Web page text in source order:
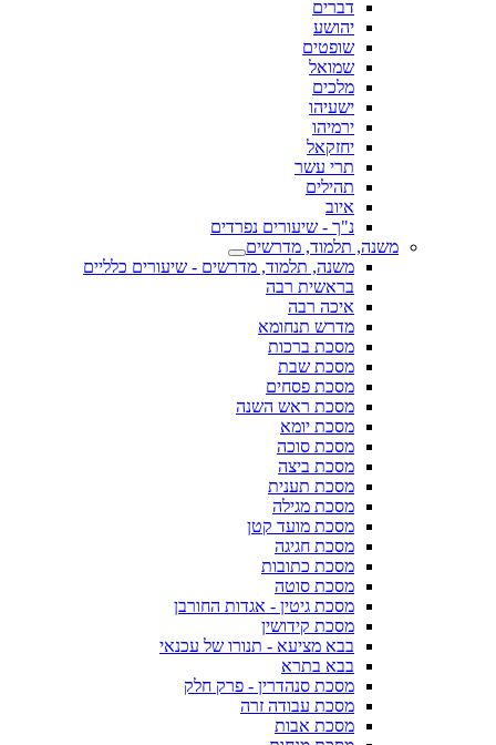
דברים
יהושע
שופטים
שמואל
מלכים
ישעיהו
ירמיהו
יחזקאל
תרי עשר
תהילים
איוב
נ"ך - שיעורים נפרדים
משנה, תלמוד, מדרשים
משנה, תלמוד, מדרשים - שיעורים כלליים
בראשית רבה
איכה רבה
מדרש תנחומא
מסכת ברכות
מסכת שבת
מסכת פסחים
מסכת ראש השנה
מסכת יומא
מסכת סוכה
מסכת ביצה
מסכת תענית
מסכת מגילה
מסכת מועד קטן
מסכת חגיגה
מסכת כתובות
מסכת סוטה
מסכת גיטין - אגדות החורבן
מסכת קידושין
בבא מציעא - תנורו של עכנאי
בבא בתרא
מסכת סנהדרין - פרק חלק
מסכת עבודה זרה
מסכת אבות